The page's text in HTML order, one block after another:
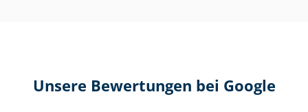
Unsere Bewertungen bei Google